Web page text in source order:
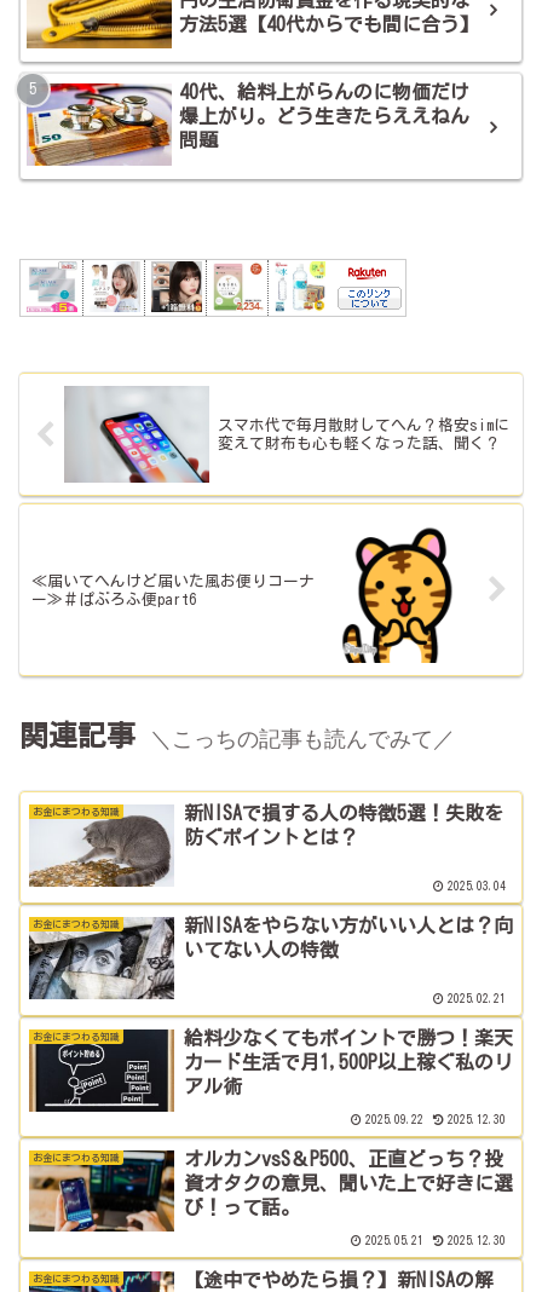
方法5選【40代からでも間に合う】
40代、給料上がらんのに物価だけ
爆上がり。どう生きたらええねん
問題
スマホ代で毎月散財してへん？格安simに
変えて財布も心も軽くなった話、聞く？
≪届いてへんけど届いた風お便りコーナ
ー≫＃ぱぶろふ便part6
関連記事 ＼こっちの記事も読んでみて／
お金にまつわる知識
新NISAで損する人の特徴5選！失敗を
防ぐポイントとは？
2025.03.04
お金にまつわる知識
新NISAをやらない方がいい人とは？向
いてない人の特徴
2025.02.21
お金にまつわる知識
給料少なくてもポイントで勝つ！楽天
カード生活で月1,500P以上稼ぐ私のリ
アル術
2025.09.22 2025.12.30
お金にまつわる知識
オルカンvsS＆P500、正直どっち？投
資オタクの意見、聞いた上で好きに選
び！って話。
2025.05.21 2025.12.30
お金にまつわる知識
【途中でやめたら損？】新NISAの解